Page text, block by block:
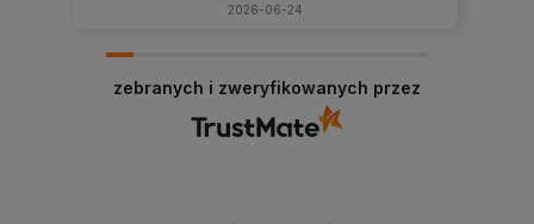
2026-06-24
zebranych i zweryfikowanych przez